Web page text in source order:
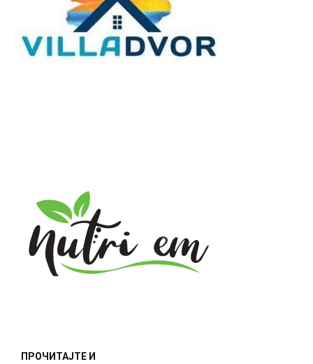
ПРОЧИТАЈТЕ И